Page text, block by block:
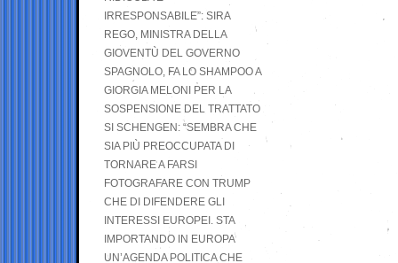
IRRESPONSABILE”: SIRA
REGO, MINISTRA DELLA
GIOVENTÙ DEL GOVERNO
SPAGNOLO, FA LO SHAMPOO A
GIORGIA MELONI PER LA
SOSPENSIONE DEL TRATTATO
SI SCHENGEN: “SEMBRA CHE
SIA PIÙ PREOCCUPATA DI
TORNARE A FARSI
FOTOGRAFARE CON TRUMP
CHE DI DIFENDERE GLI
INTERESSI EUROPEI. STA
IMPORTANDO IN EUROPA
UN’AGENDA POLITICA CHE